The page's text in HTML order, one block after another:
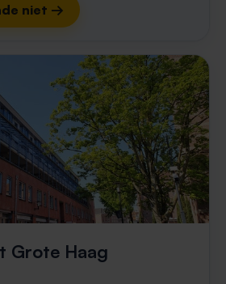
niet →
Grote Haag